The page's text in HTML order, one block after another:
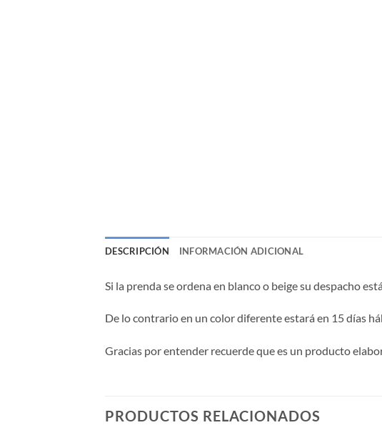
DESCRIPCIÓN INFORMACIÓN ADICIONAL
Si la prenda se ordena en blanco o beige su despacho
De lo contrario en un color diferente estará en 15 días
Gracias por entender recuerde que es un producto
PRODUCTOS RELACIONADOS